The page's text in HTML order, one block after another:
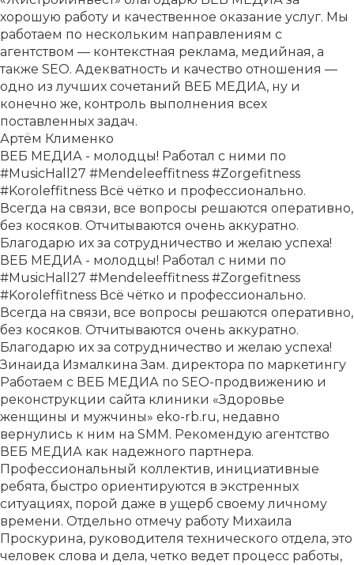
хорошую работу и качественное оказание услуг. Мы
работаем по нескольким направлениям с
агентством — контекстная реклама, медийная, а
также SEO. Адекватность и качество отношения —
одно из лучших сочетаний ВЕБ МЕДИА, ну и
конечно же, контроль выполнения всех
поставленных задач.
Артём Клименко
ВЕБ МЕДИА - молодцы! Работал с ними по
#MusicHall27 #Mendeleeffitness #Zorgefitness
#Koroleffitness Всё чётко и профессионально.
Всегда на связи, все вопросы решаются оперативно,
без косяков. Отчитываются очень аккуратно.
Благодарю их за сотрудничество и желаю успеха!
ВЕБ МЕДИА - молодцы! Работал с ними по
#MusicHall27 #Mendeleeffitness #Zorgefitness
#Koroleffitness Всё чётко и профессионально.
Всегда на связи, все вопросы решаются оперативно,
без косяков. Отчитываются очень аккуратно.
Благодарю их за сотрудничество и желаю успеха!
Зинаида ИзмалкинаЗам. директора по маркетингу
Работаем с ВЕБ МЕДИА по SEO-продвижению и
реконструкции сайта клиники «Здоровье
женщины и мужчины» eko-rb.ru, недавно
вернулись к ним на SMM. Рекомендую агентство
ВЕБ МЕДИА как надежного партнера.
Профессиональный коллектив, инициативные
ребята, быстро ориентируются в экстренных
ситуациях, порой даже в ущерб своему личному
времени. Отдельно отмечу работу Михаила
Проскурина, руководителя технического отдела, это
человек слова и дела, четко ведет процесс работы,